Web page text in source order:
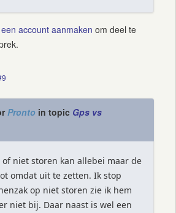
een account aanmaken om deel te
Pronto in topic Gps vs
niet storen kan allebei maar de
omdat uit te zetten. Ik stop
op niet storen zie ik hem
niet bij. Daar naast is wel een